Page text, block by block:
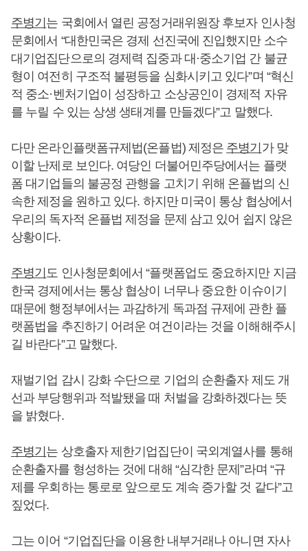
주병기 는 국회에서 열린 공정거래위원장 후보자 인사청
문회에서 “대한민국은 경제 선진국에 진입했지만 소수
대기업집단으로의 경제력 집중과 대·중소기업 간 불균
형이 여전히 구조적 불평등을 심화시키고 있다”며 “혁신
적 중소·벤처기업이 성장하고 소상공인이 경제적 자유
를 누릴 수 있는 상생 생태계를 만들겠다”고 말했다.
다만 온라인플랫폼규제법(온플법) 제정은 주병기 가 맞
이할 난제로 보인다. 여당인 더불어민주당에서는 플랫
폼 대기업들의 불공정 관행을 고치기 위해 온플법의 신
속한 제정을 원하고 있다. 하지만 미국이 통상 협상에서
우리의 독자적 온플법 제정을 문제 삼고 있어 쉽지 않은
상황이다.
주병기 도 인사청문회에서 “플랫폼업도 중요하지만 지금
한국 경제에서는 통상 협상이 너무나 중요한 이슈이기
때문에 행정부에서는 과감하게 독과점 규제에 관한 플
랫폼법을 추진하기 어려운 여건이라는 것을 이해해주시
길 바란다”고 말했다.
재벌기업 감시 강화 수단으로 기업의 순환출자 제도 개
선과 부당행위과 적발됐을 때 처벌을 강화하겠다는 뜻
을 밝혔다.
주병기 는 상호출자 제한기업집단이 국외계열사를 통해
순환출자를 형성하는 것에 대해 “심각한 문제”라며 “규
제를 우회하는 통로로 앞으로도 계속 증가할 것 같다”고
짚었다.
그는 이어 “기업집단을 이용한 내부거래나 아니면 자사